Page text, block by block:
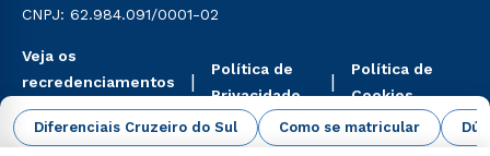
Diferenciais Cruzeiro do Sul Como se matricular
do Ensino de História: Questões Atuais.
CNPJ: 62.984.091/0001-02
Veja os
recredenciamentos
aqui
Política de
Privacidade
Política de
Cookies